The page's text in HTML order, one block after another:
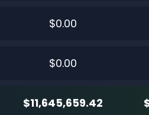
$0.00
$0.00
$11,645,659.42